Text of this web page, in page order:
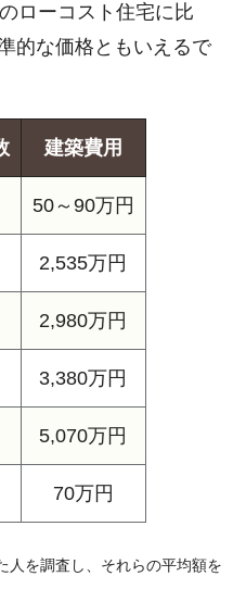
ローコスト住宅に比
的な価格ともいえるで
建築費用
50～90万円
2,535万円
2,980万円
3,380万円
5,070万円
70万円
を調査し、それらの平均額を